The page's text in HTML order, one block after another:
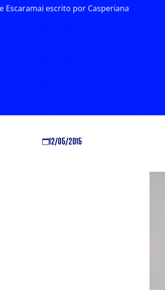
Escaramai escrito por Casperiana
12/05/2015